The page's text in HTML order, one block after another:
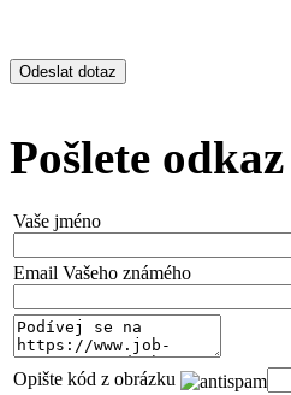
Pošlete
Vaše jméno
Email Vašeho známého
Opište kód z obrázku